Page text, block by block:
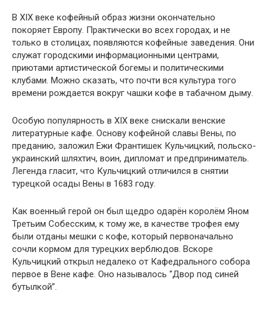
В XIX веке кофейный образ жизни окончательно
покоряет Европу. Практически во всех городах, и не
только в столицах, появляются кофейные заведения. Они
служат городскими информационными центрами,
приютами артистической богемы и политическими
клубами. Можно сказать, что почти вся культура того
времени рождается вокруг чашки кофе в табачном дыму.
Особую популярность в XIX веке снискали венские
литературные кафе. Основу кофейной славы Вены, по
преданию, заложил Ежи Франтишек Кульчицкий, польско-
украинский шляхтич, воин, дипломат и предприниматель.
Легенда гласит, что Кульчицкий отличился в снятии
турецкой осады Вены в 1683 году.
Как военный герой он был щедро одарён королём Яном
Третьим Собесским, к тому же, в качестве трофея ему
были отданы мешки с кофе, который первоначально
сочли кормом для турецких верблюдов. Вскоре
Кульчицкий открыл недалеко от Кафедрального собора
первое в Вене кафе. Оно называлось “Двор под синей
бутылкой”.